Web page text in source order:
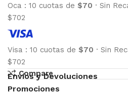
Oca : 10 cuotas de $70 · Sin
$702
Visa : 10 cuotas de $70 · Sin
$702
Compare
Envíos y Devoluciones
Promociones